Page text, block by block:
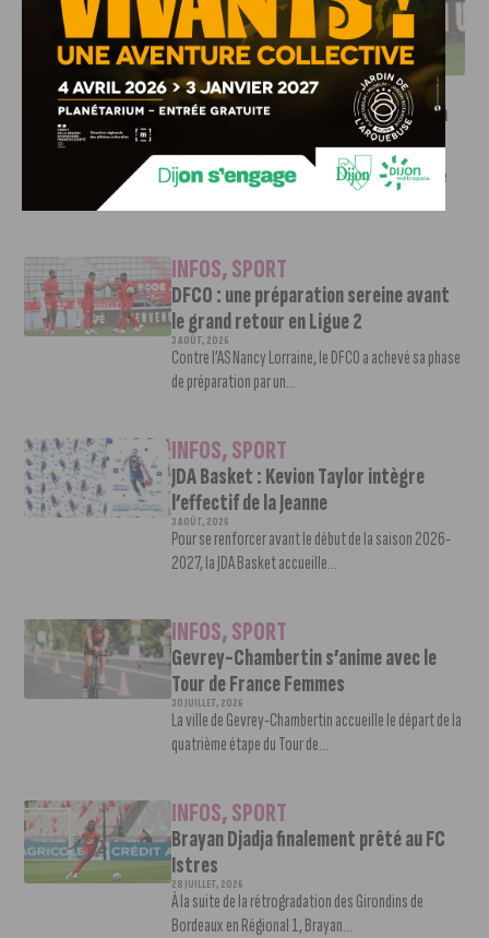
DFCO : UNE PRÉPARATION SEREINE AVANT LE GRAND
RETOUR EN LIGUE 2
INFOS,SPORT
Faire le tour de la Côte-d’Or à vélo en
trois jours : le défi de Victor Bosoni
5 AOÛT, 2026
Le challenge que s’apprête à relever l’ultra-cycliste
INFOS,SPORT
DFCO : une préparation sereine avant
le grand retour en Ligue 2
3 AOÛT, 2026
Contre l’AS Nancy Lorraine, le DFCO a achevé sa phase
de préparation par un...
INFOS,SPORT
JDA Basket : Kevion Taylor intègre
l’effectif de la Jeanne
3 AOÛT, 2026
Pour se renforcer avant le début de la saison 2026-
2027, la JDA Basket accueille...
INFOS,SPORT
Gevrey-Chambertin s’anime avec le
Tour de France Femmes
30 JUILLET, 2026
La ville de Gevrey-Chambertin accueille le départ de la
quatrième étape du Tour de...
INFOS,SPORT
Brayan Djadja finalement prêté au FC
Istres
28 JUILLET, 2026
À la suite de la rétrogradation des Girondins de
Bordeaux en Régional 1, Brayan...